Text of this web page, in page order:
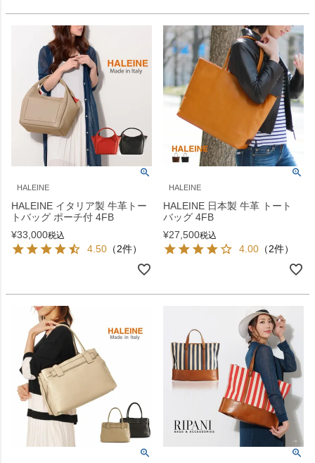
HALEINE
HALEINE イタリア製 牛革トー
トバッグ ポーチ付 4FB
¥33,000税込
4.50 （2件）
HALEINE
HALEINE 日本製 牛革 トート
バッグ 4FB
¥27,500税込
4.00 （2件）